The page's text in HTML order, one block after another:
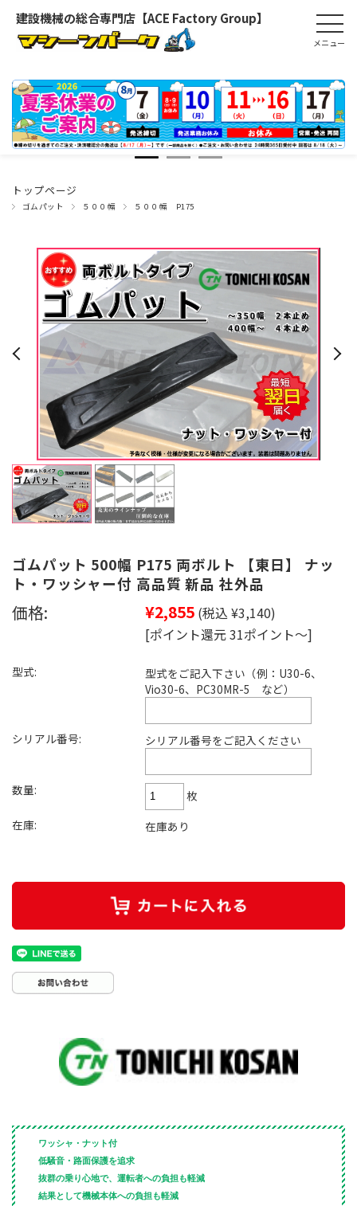
建設機械の総合専門店【ACE Factory Group】
トップページ
ゴムパット ５００幅 ５００幅 P175
ゴムパット 500幅 P175 両ボルト 【東日】 ナッ
ト・ワッシャー付 高品質 新品 社外品
価格: ¥2,855 (税込 ¥3,140)
[ポイント還元 31ポイント～]
型式:
型式をご記入下さい（例：U30-6、
Vio30-6、PC30MR-5 など）
シリアル番号: シリアル番号をご記入ください
数量:
枚
在庫:
在庫あり
ワッシャ・ナット付
低騒音・路面保護を追求
抜群の乗り心地で、運転者への負担も軽減
結果として機械本体への負担も軽減